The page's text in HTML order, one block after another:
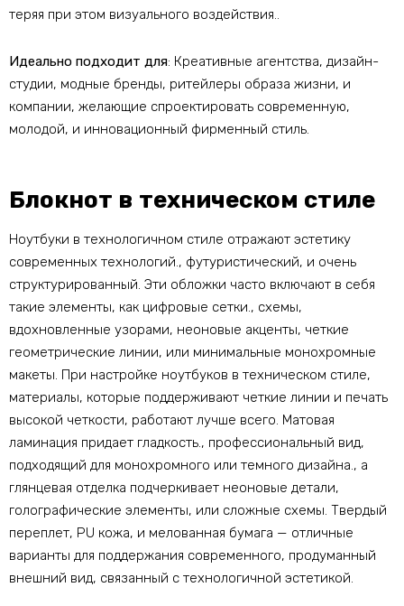
теряя при этом визуального воздействия..
Идеально подходит для: Креативные агентства, дизайн-
студии, модные бренды, ритейлеры образа жизни, и
компании, желающие спроектировать современную,
молодой, и инновационный фирменный стиль.
Блокнот в техническом стиле
Ноутбуки в технологичном стиле отражают эстетику
современных технологий., футуристический, и очень
структурированный. Эти обложки часто включают в себя
такие элементы, как цифровые сетки., схемы,
вдохновленные узорами, неоновые акценты, четкие
геометрические линии, или минимальные монохромные
макеты. При настройке ноутбуков в техническом стиле,
материалы, которые поддерживают четкие линии и печать
высокой четкости, работают лучше всего. Матовая
ламинация придает гладкость., профессиональный вид,
подходящий для монохромного или темного дизайна., а
глянцевая отделка подчеркивает неоновые детали,
голографические элементы, или сложные схемы. Твердый
переплет, PU кожа, и мелованная бумага — отличные
варианты для поддержания современного, продуманный
внешний вид, связанный с технологичной эстетикой.